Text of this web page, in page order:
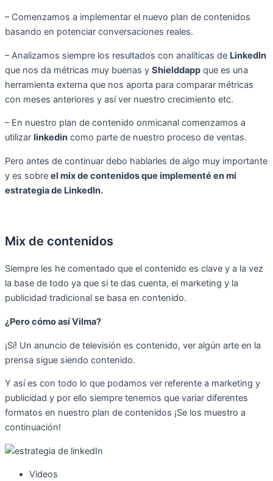
– Comenzamos a implementar el nuevo plan de contenidos
basando en potenciar conversaciones reales.
– Analizamos siempre los resultados con analíticas de LinkedIn
que nos da métricas muy buenas y Shielddapp que es una
herramienta externa que nos aporta para comparar métricas
con meses anteriores y así ver nuestro crecimiento etc.
– En nuestro plan de contenido onmicanal comenzamos a
utilizar linkedin como parte de nuestro proceso de ventas.
Pero antes de continuar debo hablarles de algo muy importante
y es sobre el mix de contenidos que implementé en mi
estrategia de LinkedIn.
Mix de contenidos
Siempre les he comentado que el contenido es clave y a la vez
la base de todo ya que si te das cuenta, el marketing y la
publicidad tradicional se basa en contenido.
¿Pero cómo así Vilma?
¡Sí! Un anuncio de televisión es contenido, ver algún arte en la
prensa sigue siendo contenido.
Y así es con todo lo que podamos ver referente a marketing y
publicidad y por ello siempre tenemos que variar diferentes
formatos en nuestro plan de contenidos ¡Se los muestro a
continuación!
Videos